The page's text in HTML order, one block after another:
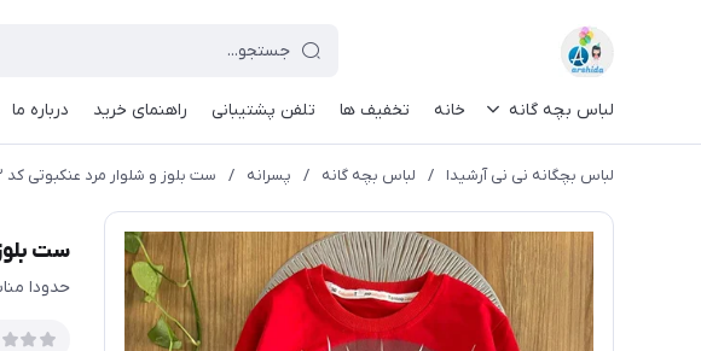
لباس بچه گانه خانه تخفیف ها تلفن پشتیبانی راهنمای خرید درباره ما
لباس بچگانه نی نی آرشیدا / لباس بچه گانه / پسرانه / ست بلوز و شلوار مرد عنکبوتی کد ۲۳۹۲
ست بلوز
حدودا مناسب (۱۰ تا ۱۵ سال) به علت متفاوت بودن